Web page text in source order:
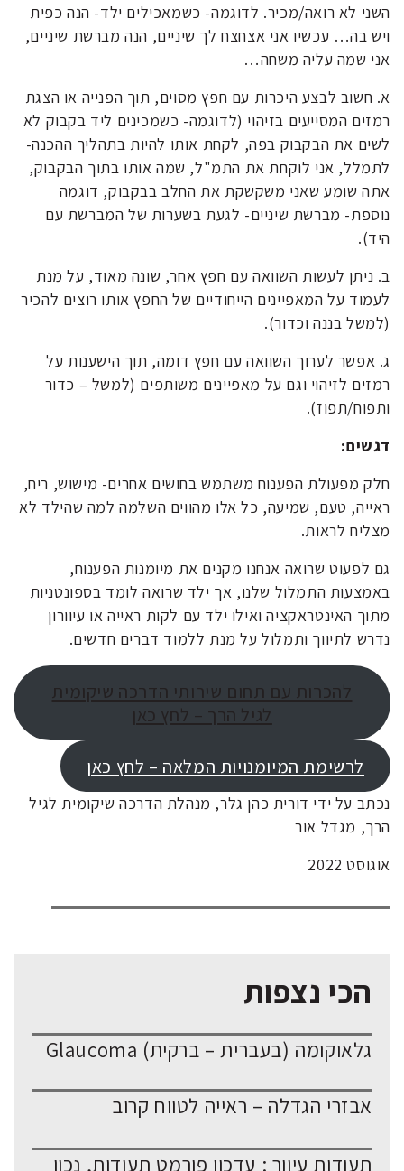
השני לא רואה/מכיר. לדוגמה- כשמאכילים ילד- הנה כפית
ויש בה… עכשיו אני אצחצח לך שיניים, הנה מברשת שיניים,
אני שמה עליה משחה…
א. חשוב לבצע היכרות עם חפץ מסוים, תוך הפנייה או הצגת
רמזים המסייעים בזיהוי (לדוגמה- כשמכינים ליד בקבוק לא
לשים את הבקבוק בפה, לקחת אותו להיות בתהליך ההכנה-
לתמלל, אני לוקחת את התמ"ל, שמה אותו בתוך הבקבוק,
אתה שומע שאני משקשקת את החלב בבקבוק, דוגמה
נוספת- מברשת שיניים- לגעת בשערות של המברשת עם
היד).
ב. ניתן לעשות השוואה עם חפץ אחר, שונה מאוד, על מנת
לעמוד על המאפיינים הייחודיים של החפץ אותו רוצים להכיר
(למשל בננה וכדור).
ג. אפשר לערוך השוואה עם חפץ דומה, תוך הישענות על
רמזים לזיהוי וגם על מאפיינים משותפים (למשל – כדור
ותפוח/תפוז).
דגשים:
חלק מפעולת הפענוח משתמש בחושים אחרים- מישוש, ריח,
ראייה, טעם, שמיעה, כל אלו מהווים השלמה למה שהילד לא
מצליח לראות.
גם לפעוט שרואה אנחנו מקנים את מיומנות הפענוח,
באמצעות התמלול שלנו, אך ילד שרואה לומד בספונטניות
מתוך האינטראקציה ואילו ילד עם לקות ראייה או עיוורון
נדרש לתיווך ותמלול על מנת ללמוד דברים חדשים.
להכרות עם תחום שירותי הדרכה שיקומית
לגיל הרך – לחץ כאן
לרשימת המיומנויות המלאה – לחץ כאן
נכתב על ידי דורית כהן גלר, מנהלת הדרכה שיקומית לגיל
הרך, מגדל אור
אוגוסט 2022
הכי נצפות
גלאוקומה (בעברית – ברקית) Glaucoma
אבזרי הגדלה – ראייה לטווח קרוב
תעודות עיוור : עדכון פורמט תעודות, נכון